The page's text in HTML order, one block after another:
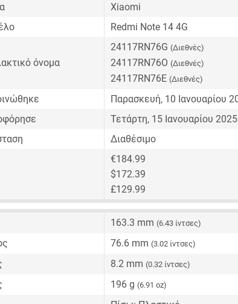
Xiaomi
Redmi Note 14 4G
όνομα
24117RN76G (Διεθνές)
24117RN76O (Διεθνές)
24117RN76E (Διεθνές)
Παρασκευή, 10 Ιανουαρίου
Τετάρτη, 15 Ιανουαρίου 2025
Διαθέσιμο
€184.99
$172.39
£129.99
163.3 mm (6.43 ίντσες)
76.6 mm (3.02 ίντσες)
8.2 mm (0.32 ίντσες)
196 g (6.91 oz)